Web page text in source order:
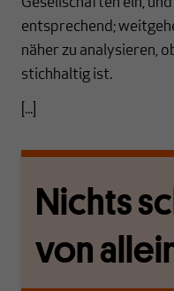
entsprechend;
näher zu analysieren,
stichhaltig ist.
[...]
Nichts
von